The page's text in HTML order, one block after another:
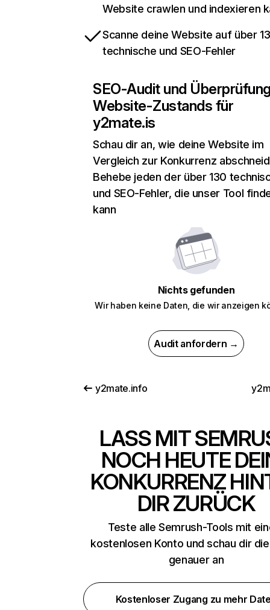
Website crawlen und indexieren
Scanne deine Website auf über
technische und SEO-Fehler
SEO-Audit und
Website-Zustands für
y2mate.is
Schau dir an, wie deine Website im
Vergleich zur Konkurrenz
Behebe jeden der über 130
und SEO-Fehler, die unser Tool
kann
Nichts gefunden
Wir haben keine Daten, die wir anzeigen
Audit anfordern →
y2mate.info
LASS MIT
NOCH HEUTE
KONKURRENZ
DIR ZURÜCK
Teste alle Semrush-Tools mit
kostenlosen Konto und schau dir
genauer an
Kostenloser Zugang zu mehr